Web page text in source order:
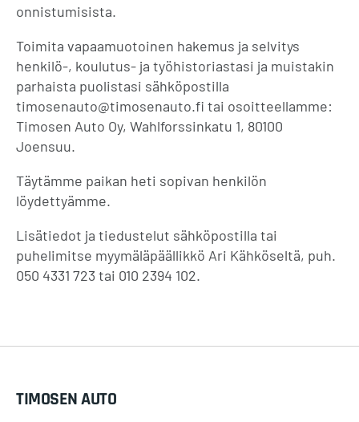
onnistumisista.
Toimita vapaamuotoinen hakemus ja selvitys
henkilö-, koulutus- ja työhistoriastasi ja muistakin
parhaista puolistasi sähköpostilla
timosenauto@timosenauto.fi tai osoitteellamme:
Timosen Auto Oy, Wahlforssinkatu 1, 80100
Joensuu.
Täytämme paikan heti sopivan henkilön
löydettyämme.
Lisätiedot ja tiedustelut sähköpostilla tai
puhelimitse myymäläpäällikkö Ari Kähköseltä, puh.
050 4331 723 tai 010 2394 102.
TIMOSEN AUTO